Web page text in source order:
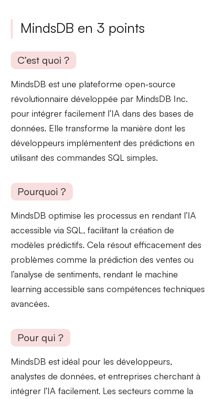
MindsDB en 3 points
C’est quoi ?
MindsDB est une plateforme open-source
révolutionnaire développée par MindsDB Inc.
pourintégrer facilement l’IA dans des bases de
données. Elle transforme la manière dont les
développeurs implémentent des prédictions en
utilisant des commandes SQL simples.
Pourquoi ?
MindsDBoptimise les processus en rendant l’IA
accessible via SQL, facilitant la création de
modèles prédictifs. Cela résout efficacement des
problèmes comme la prédiction des ventes ou
l’analyse de sentiments, rendant le machine
learning accessible sans compétences techniques
avancées.
Pour qui ?
MindsDB est idéal pour lesdéveloppeurs,
analystes de données, et entreprises cherchant à
intégrer l’IA facilement. Les secteurs comme la